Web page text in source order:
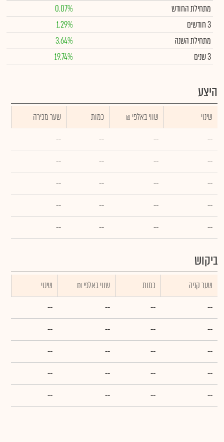
מתחילת החודש
0.07%
3 חודשים
1.29%
מתחילת השנה
3.64%
3 שנים
19.74%
היצע
שינוי ₪ שווי באלפי כמות
שער מכירה
--
--
--
--
--
--
--
--
--
--
--
--
--
--
--
--
--
--
--
--
ביקוש
שער קניה כמות ₪ שווי באלפי
שינוי
--
--
--
--
--
--
--
--
--
--
--
--
--
--
--
--
--
--
--
--